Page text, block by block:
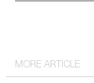
MORE ARTICLE